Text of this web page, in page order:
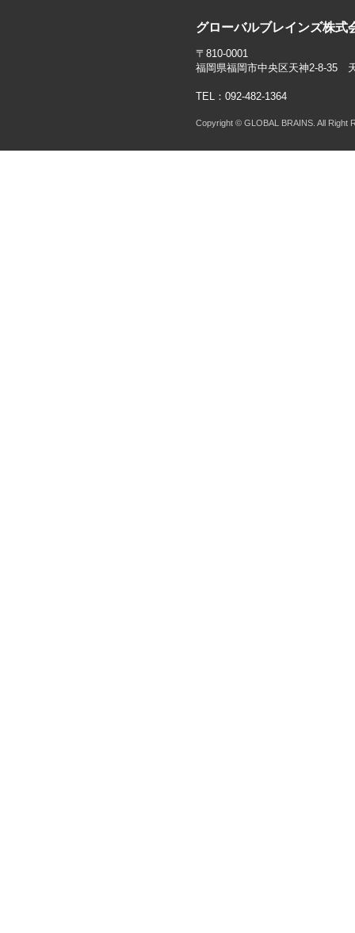
グローバルブレインズ株式
〒810-0001
福岡県福岡市中央区天神2-8-35
TEL：092-482-1364
Copyright © GLOBAL BRAINS. All Right